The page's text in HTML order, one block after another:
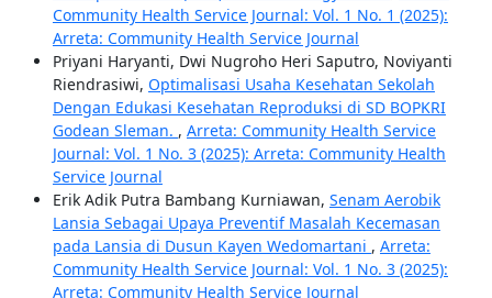
Community Health Service Journal: Vol. 1 No. 1 (2025):
Arreta: Community Health Service Journal
Priyani Haryanti, Dwi Nugroho Heri Saputro, Noviyanti
Riendrasiwi, Optimalisasi Usaha Kesehatan Sekolah
Dengan Edukasi Kesehatan Reproduksi di SD BOPKRI
Godean Sleman. , Arreta: Community Health Service
Journal: Vol. 1 No. 3 (2025): Arreta: Community Health
Service Journal
Erik Adik Putra Bambang Kurniawan, Senam Aerobik
Lansia Sebagai Upaya Preventif Masalah Kecemasan
pada Lansia di Dusun Kayen Wedomartani , Arreta:
Community Health Service Journal: Vol. 1 No. 3 (2025):
Arreta: Community Health Service Journal